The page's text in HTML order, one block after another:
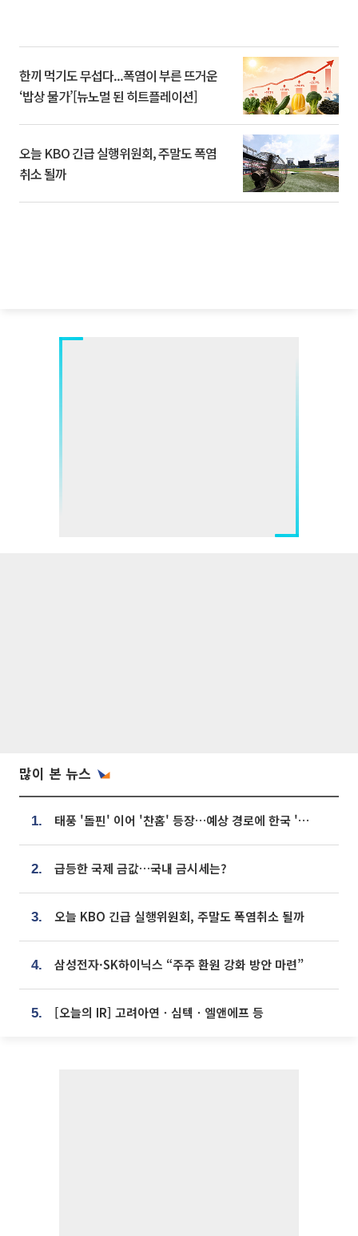
한끼 먹기도 무섭다...폭염이 부른 뜨거운
‘밥상 물가’[뉴노멀 된 히트플레이션]
오늘 KBO 긴급 실행위원회, 주말도 폭염
취소 될까
많이 본 뉴스
1. 태풍 '돌핀' 이어 '찬홈' 등장…예상 경로에 한국 '한숨'
2. 급등한 국제 금값…국내 금시세는?
3. 오늘 KBO 긴급 실행위원회, 주말도 폭염취소 될까
4. 삼성전자·SK하이닉스 “주주 환원 강화 방안 마련”
5. [오늘의 IR] 고려아연ㆍ심텍ㆍ엘앤에프 등